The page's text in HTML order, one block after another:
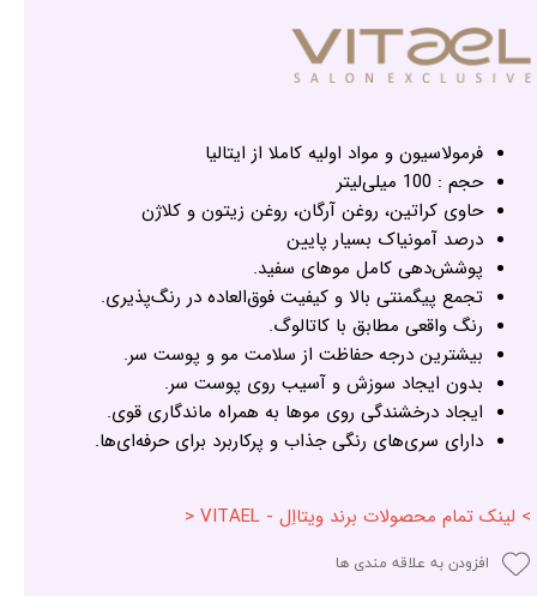
فرمولاسیون و مواد اولیه کاملا از ایتالیا
حجم : 100 میلی‌لیتر
حاوی کراتین، روغن آرگان، روغن زیتون و کلاژن
درصد آمونیاک بسیار پایین
پوشش‌دهی کامل موهای سفید.
تجمع پیگمنتی بالا و کیفیت فوق‌العاده در رنگ‌پذیری.
رنگ واقعی مطابق با کاتالوگ.
بیشترین درجه حفاظت از سلامت مو و پوست سر.
بدون ایجاد سوزش و آسیب روی پوست سر.
ایجاد درخشندگی روی موها به همراه ماندگاری قوی.
دارای سری‌های رنگی جذاب و پرکاربرد برای حرفه‌ای‌ها.
> لینک تمام محصولات برند ویتااِل - VITAEL <
افزودن به علاقه مندی ها